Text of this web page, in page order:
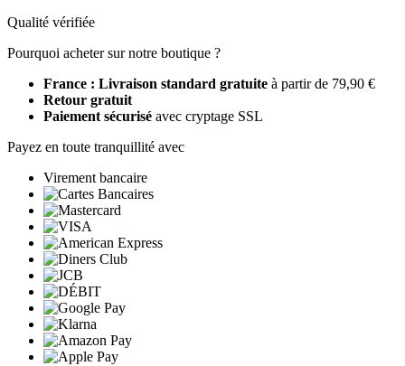
Qualité vérifiée
Pourquoi acheter sur notre boutique ?
France : Livraison standard gratuite à partir de 79,90 €
Retour gratuit
Paiement sécurisé avec cryptage SSL
Payez en toute tranquillité avec
Virement bancaire